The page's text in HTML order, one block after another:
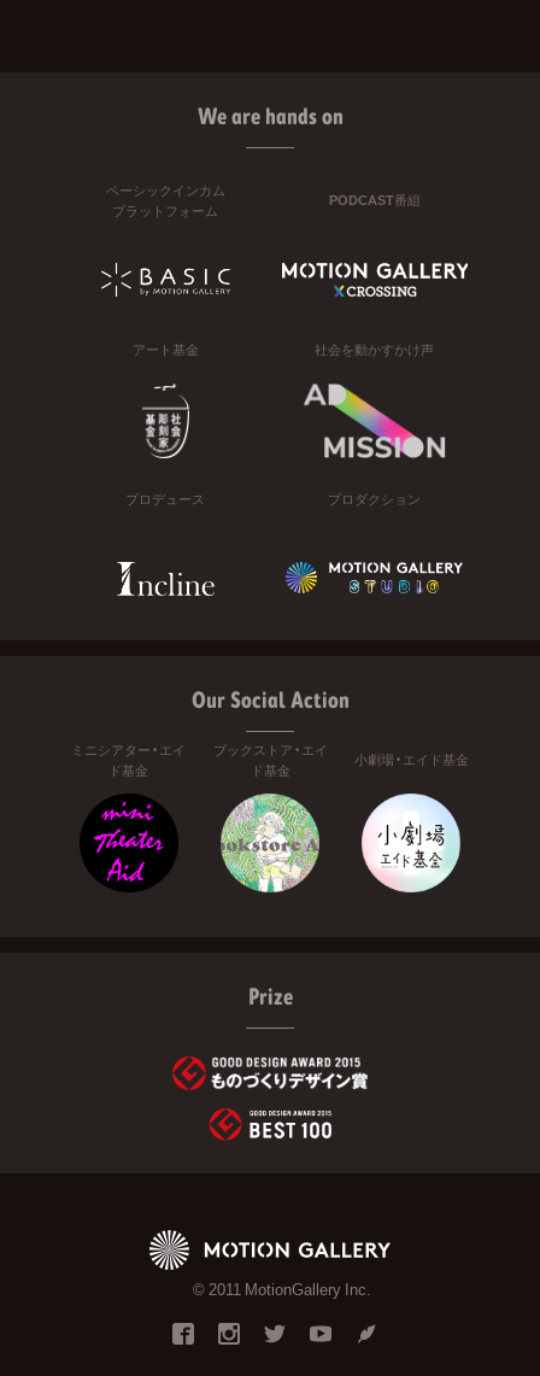
We are hands on
ベーシックインカム
プラットフォーム
PODCAST番組
アート基金 社会を動かすかけ声
プロデュース プロダクション
Our Social Action
ミニシアター・エイ
ド基金
ブックストア・エイ
ド基金
小劇場・エイド基金
Prize
© 2011 MotionGallery Inc.